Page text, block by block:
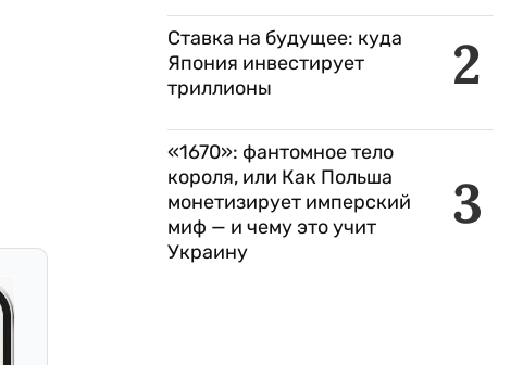
2
Ставка на будущее: куда
Япония инвестирует
триллионы
3
«1670»: фантомное тело
короля, или Как Польша
монетизирует имперский
миф — и чему это учит
Украину